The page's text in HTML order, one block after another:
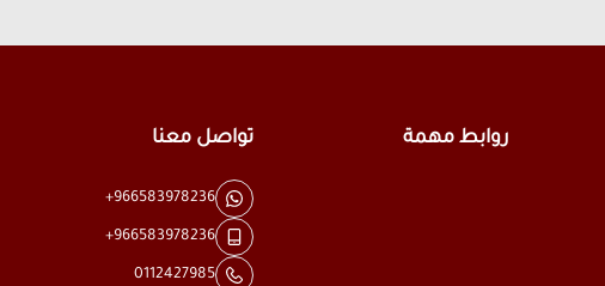
روابط مهمة تواصل معنا
+966583978236
+966583978236
0112427985